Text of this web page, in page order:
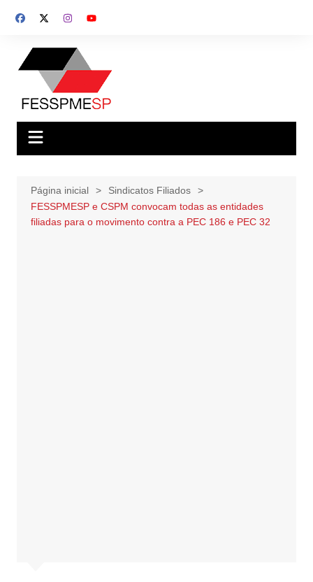
para
conteúdo
Página inicial
Sindicatos Filiados
FESSPMESP e CSPM convocam todas as entidades
filiadas para o movimento contra a PEC 186 e PEC 32